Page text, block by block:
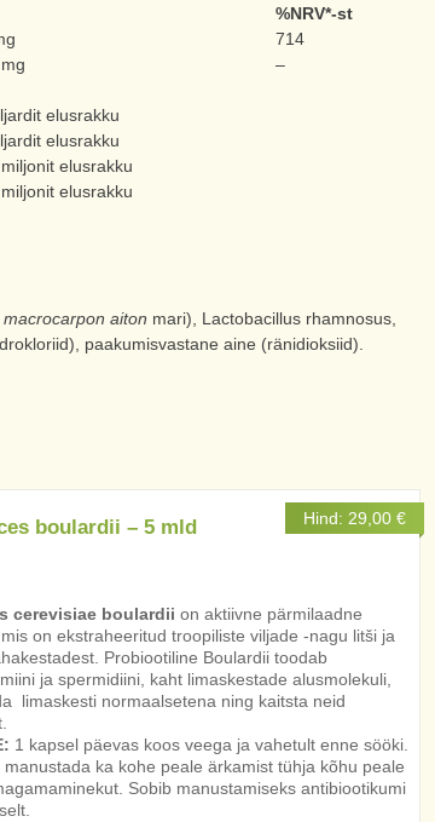
%NRV*-st
714
–
elusrakku
elusrakku
elusrakku
elusrakku
aiton mari), Lactobacillus rhamnosus,
paakumisvastane aine (ränidioksiid).
boulardii – 5 mld
Hind: 29,00 €
cerevisiae boulardii on aktiivne pärmilaadne
on ekstraheeritud troopiliste viljade -nagu litši ja
Probiootiline Boulardii toodab
ja spermidiini, kaht limaskestade alusmolekuli,
limaskesti normaalsetena ning kaitsta neid
1 kapsel päevas koos veega ja vahetult enne sööki.
manustada ka kohe peale ärkamist tühja kõhu peale
Sobib manustamiseks antibiootikumi